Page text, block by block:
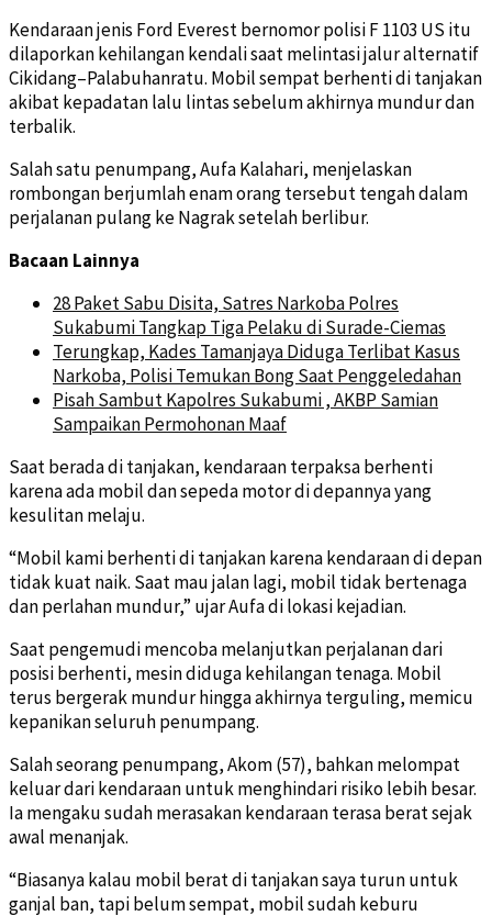
Kendaraan jenis Ford Everest bernomor polisi F 1103 US itu
dilaporkan kehilangan kendali saat melintasi jalur alternatif
Cikidang–Palabuhanratu. Mobil sempat berhenti di tanjakan
akibat kepadatan lalu lintas sebelum akhirnya mundur dan
terbalik.
Salah satu penumpang, Aufa Kalahari, menjelaskan
rombongan berjumlah enam orang tersebut tengah dalam
perjalanan pulang ke Nagrak setelah berlibur.
Bacaan Lainnya
28 Paket Sabu Disita, Satres Narkoba Polres
Sukabumi Tangkap Tiga Pelaku di Surade-Ciemas
Terungkap, Kades Tamanjaya Diduga Terlibat Kasus
Narkoba, Polisi Temukan Bong Saat Penggeledahan
Pisah Sambut Kapolres Sukabumi , AKBP Samian
Sampaikan Permohonan Maaf
Saat berada di tanjakan, kendaraan terpaksa berhenti
karena ada mobil dan sepeda motor di depannya yang
kesulitan melaju.
“Mobil kami berhenti di tanjakan karena kendaraan di depan
tidak kuat naik. Saat mau jalan lagi, mobil tidak bertenaga
dan perlahan mundur,” ujar Aufa di lokasi kejadian.
Saat pengemudi mencoba melanjutkan perjalanan dari
posisi berhenti, mesin diduga kehilangan tenaga. Mobil
terus bergerak mundur hingga akhirnya terguling, memicu
kepanikan seluruh penumpang.
Salah seorang penumpang, Akom (57), bahkan melompat
keluar dari kendaraan untuk menghindari risiko lebih besar.
Ia mengaku sudah merasakan kendaraan terasa berat sejak
awal menanjak.
“Biasanya kalau mobil berat di tanjakan saya turun untuk
ganjal ban, tapi belum sempat, mobil sudah keburu